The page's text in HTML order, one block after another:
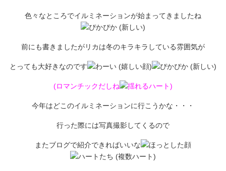
色々なところでイルミネーションが始まってきましたね
前にも書きましたがリカは冬のキラキラしている雰囲気が
とっても大好きなのです
(ロマンチックだしね )
今年はどこのイルミネーションに行こうかな・・・
行った際には写真撮影してくるので
またブログで紹介できればいいな